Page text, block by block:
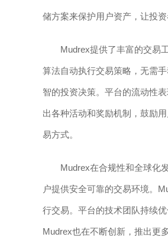
储方案来保护用户资产，让投资
Mudrex提供了丰富的交易
算法自动执行交易策略，无需
智的投资决策。平台的流动性
出各种活动和奖励机制，鼓励
易方式。
Mudrex在合规性和全球化
户提供安全可靠的交易环境。
行交易。平台的技术团队持续
Mudrex也在不断创新，推出更